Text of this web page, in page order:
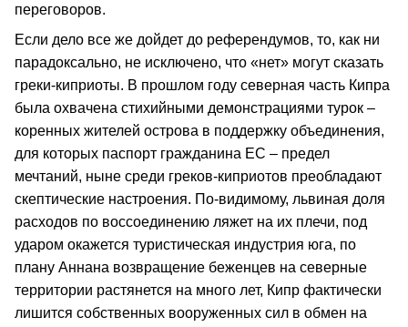
переговоров.
Если дело все же дойдет до референдумов, то, как ни
парадоксально, не исключено, что «нет» могут сказать
греки-киприоты. В прошлом году северная часть Кипра
была охвачена стихийными демонстрациями турок –
коренных жителей острова в поддержку объединения,
для которых паспорт гражданина ЕС – предел
мечтаний, ныне среди греков-киприотов преобладают
скептические настроения. По-видимому, львиная доля
расходов по воссоединению ляжет на их плечи, под
ударом окажется туристическая индустрия юга, по
плану Аннана возвращение беженцев на северные
территории растянется на много лет, Кипр фактически
лишится собственных вооруженных сил в обмен на